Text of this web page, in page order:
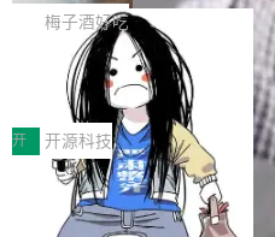
续增长的AI成本该如何优化。 深
正是围绕这些实际问题，从
理两个方面，让用户的每一份算
得住、用得稳、省得下、更安全
始，Token使用一目...
wat（Google 员工编号 23，Jeff
年的编程搭档，MapReduce 和
作者）、Quoc Le（Google 大脑
q2Seq 和 DocAI 的共同发明人
yals（Gemini 联合负责人，
把「看得清、用母语、记得住」
齐。 SolonCode 是什么
耳科技研发的企业级终端编码
中文驱动的数字员工，自主理解
骤、编写代码。不挑模型、不挑
装完即用。 开源地址：Gitee ·
b 安装 支持 Java 8+（8~26）
x / Windows / Harmony PC。 #
梅子酒好吃
让“代码语义理解”深度释放AI
价值潜能：华为云码道（
代码仓技术解析
一、代码仓深度理解技术的作用
程实践中，代码仓是企业核心知
体。企业级代码仓库通常包含数
个文件，其规模远超单次模型调
文窗口。随着项目规模的持续扩
开 开源科技
一条“删库”命令跑 17 小时，算
师删光 89TB 数据只为干私活
最高人民检察院8月4日公布了一